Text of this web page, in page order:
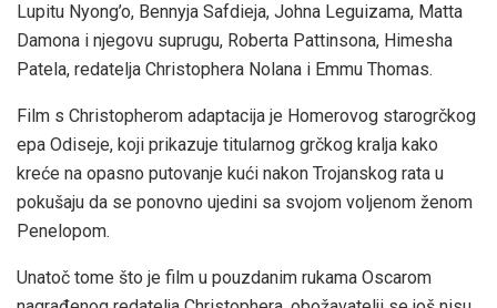
Lupitu Nyong’o, Bennyja Safdieja, Johna Leguizama, Matta
Damona i njegovu suprugu, Roberta Pattinsona, Himesha
Patela, redatelja Christophera Nolana i Emmu Thomas.
Film s Christopherom adaptacija je Homerovog starogrčkog
epa Odiseje, koji prikazuje titularnog grčkog kralja kako
kreće na opasno putovanje kući nakon Trojanskog rata u
pokušaju da se ponovno ujedini sa svojom voljenom ženom
Penelopom.
Unatoč tome što je film u pouzdanim rukama Oscarom